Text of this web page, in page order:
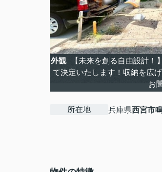
外観
【未来を創る自由設計！
て決定いたします！収納を広
お
所在地 兵庫県西宮市